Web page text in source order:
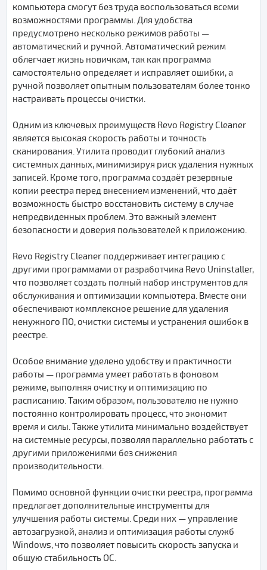
компьютера смогут без труда воспользоваться всеми
возможностями программы. Для удобства
предусмотрено несколько режимов работы —
автоматический и ручной. Автоматический режим
облегчает жизнь новичкам, так как программа
самостоятельно определяет и исправляет ошибки, а
ручной позволяет опытным пользователям более тонко
настраивать процессы очистки.
Одним из ключевых преимуществ Revo Registry Cleaner
является высокая скорость работы и точность
сканирования. Утилита проводит глубокий анализ
системных данных, минимизируя риск удаления нужных
записей. Кроме того, программа создаёт резервные
копии реестра перед внесением изменений, что даёт
возможность быстро восстановить систему в случае
непредвиденных проблем. Это важный элемент
безопасности и доверия пользователей к приложению.
Revo Registry Cleaner поддерживает интеграцию с
другими программами от разработчика Revo Uninstaller,
что позволяет создать полный набор инструментов для
обслуживания и оптимизации компьютера. Вместе они
обеспечивают комплексное решение для удаления
ненужного ПО, очистки системы и устранения ошибок в
реестре.
Особое внимание уделено удобству и практичности
работы — программа умеет работать в фоновом
режиме, выполняя очистку и оптимизацию по
расписанию. Таким образом, пользователю не нужно
постоянно контролировать процесс, что экономит
время и силы. Также утилита минимально воздействует
на системные ресурсы, позволяя параллельно работать с
другими приложениями без снижения
производительности.
Помимо основной функции очистки реестра, программа
предлагает дополнительные инструменты для
улучшения работы системы. Среди них — управление
автозагрузкой, анализ и оптимизация работы служб
Windows, что позволяет повысить скорость запуска и
общую стабильность ОС.